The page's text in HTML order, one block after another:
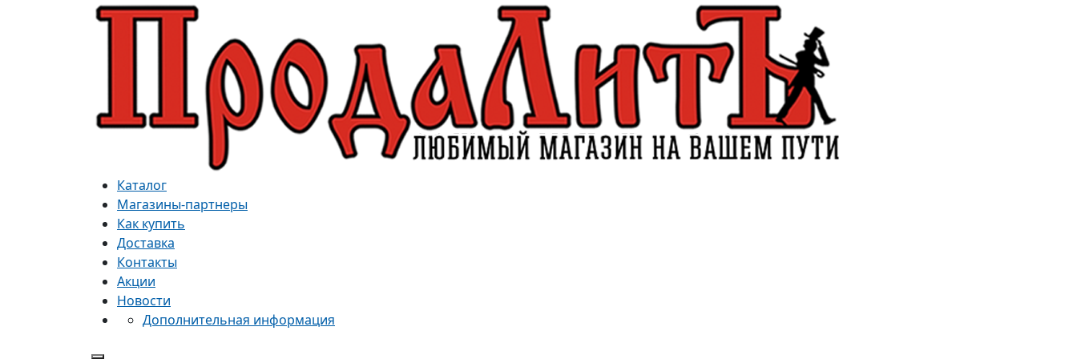
Каталог
Магазины-партнеры
Как купить
Доставка
Контакты
Акции
Новости
Дополнительная информация